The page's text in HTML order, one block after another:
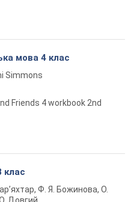
мова 4 клас
Simmons
Friends 4 workbook 2nd
клас
Ф. Я. Божинова, О.